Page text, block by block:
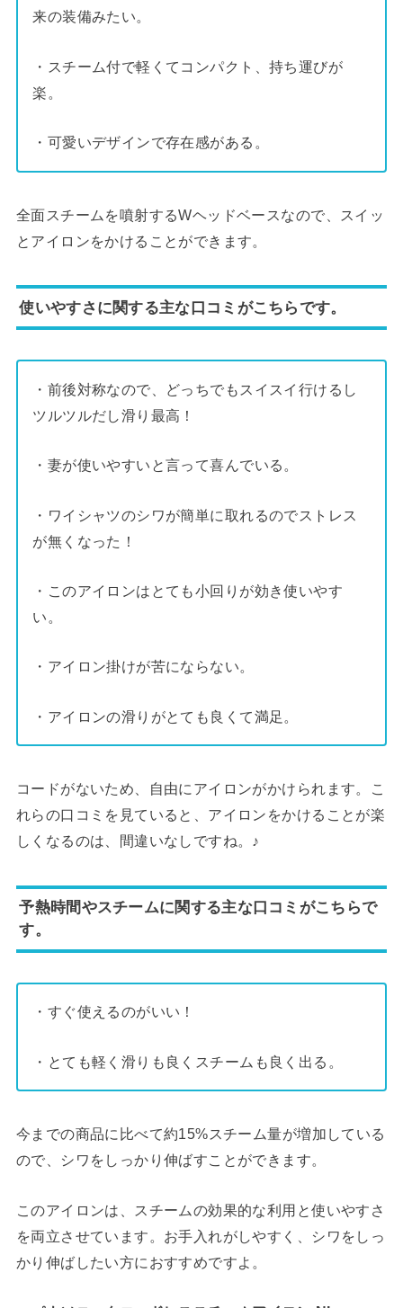
来の装備みたい。
・スチーム付で軽くてコンパクト、持ち運びが
楽。
・可愛いデザインで存在感がある。
全面スチームを噴射するWヘッドベースなので、スイッ
とアイロンをかけることができます。
使いやすさに関する主な口コミがこちらです。
・前後対称なので、どっちでもスイスイ行けるし
ツルツルだし滑り最高！
・妻が使いやすいと言って喜んでいる。
・ワイシャツのシワが簡単に取れるのでストレス
が無くなった！
・このアイロンはとても小回りが効き使いやす
い。
・アイロン掛けが苦にならない。
・アイロンの滑りがとても良くて満足。
コードがないため、自由にアイロンがかけられます。こ
れらの口コミを見ていると、アイロンをかけることが楽
しくなるのは、間違いなしですね。♪
予熱時間やスチームに関する主な口コミがこちらで
す。
・すぐ使えるのがいい！
・とても軽く滑りも良くスチームも良く出る。
今までの商品に比べて約15%スチーム量が増加している
ので、シワをしっかり伸ばすことができます。
このアイロンは、スチームの効果的な利用と使いやすさ
を両立させています。お手入れがしやすく、シワをしっ
かり伸ばしたい方におすすめですよ。